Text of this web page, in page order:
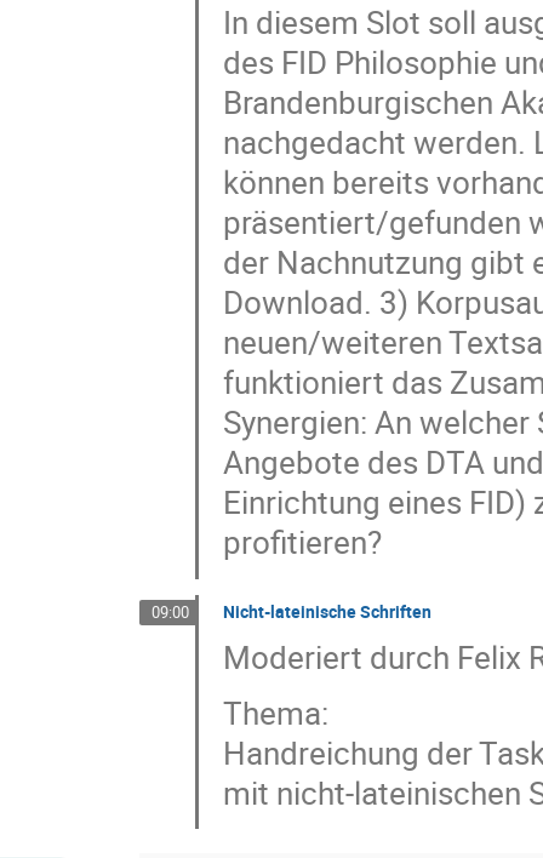
In diesem Slot soll
des FID Philosophie
Brandenburgischen
nachgedacht werden.
können bereits
präsentiert/gefunden
der Nachnutzung gibt
Download. 3)
neuen/weiteren
funktioniert das
Synergien: An
Angebote des DTA
Einrichtung eines
profitieren?
09:00 Nicht-lateinische Schriften
Moderiert durch Felix
Thema:
Handreichung der
mit nicht-lateinischen